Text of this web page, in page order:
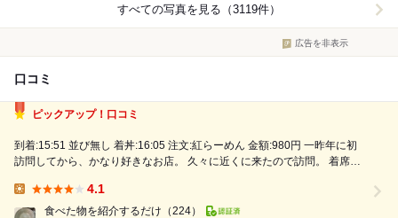
すべての写真を見る（3119件）
広告を非表示
口コミ
ピックアップ！口コミ
到着:15:51 並び無し 着丼:16:05 注文:紅らーめん 金額:980円 一昨年に初
訪問してから、かなり好きなお店。 久々に近くに来たので訪問。 着席し
いたのが良い思い出。以前はガラスのグラスだったかと思うが...
4.1
食べた物を紹介するだけ （224）